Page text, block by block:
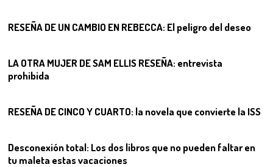
RESEÑA DE UN CAMBIO EN REBECCA: El peligro del deseo
09
LA OTRA MUJER DE SAM ELLIS RESEÑA: entrevista
prohibida
RESEÑA DE CINCO Y CUARTO: la novela que convierte la ISS
11
Desconexión total: Los dos libros que no pueden faltar en
tu maleta estas vacaciones